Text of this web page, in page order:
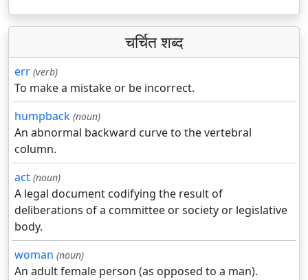
चर्चित शब्द
err (verb)
To make a mistake or be incorrect.
humpback (noun)
An abnormal backward curve to the vertebral
column.
act (noun)
A legal document codifying the result of
deliberations of a committee or society or legislative
body.
woman (noun)
An adult female person (as opposed to a man).